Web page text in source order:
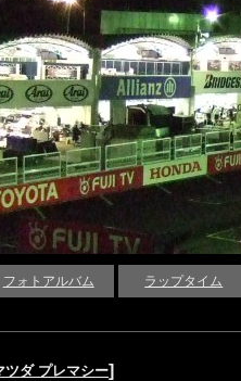
フォトアルバム ラップタイム
ツダ プレマシー]